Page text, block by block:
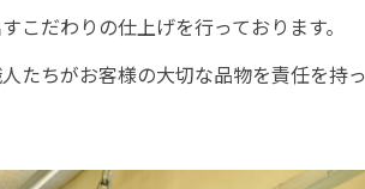
こだわりの仕上げを行っております。
たちがお客様の大切な品物を責任を持っ